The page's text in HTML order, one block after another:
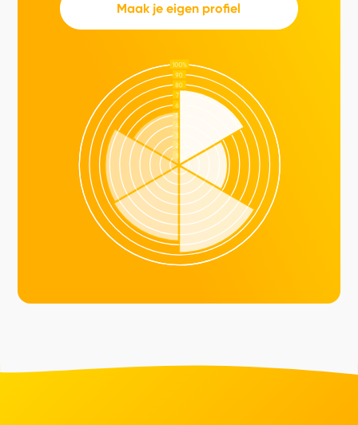
Maak je eigen profiel